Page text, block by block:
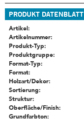
PRODUKT DATENBLATT
Artikel:
Artikelnummer:
Produkt-Typ:
Produktgruppe:
Format-Typ:
Format:
Holzart/Dekor:
Sortierung:
Struktur:
Oberfläche/Finish:
Grundfarbton: